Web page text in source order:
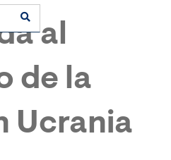
al
de la
Ucrania